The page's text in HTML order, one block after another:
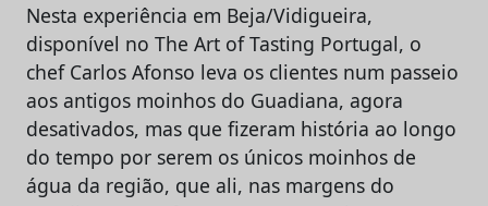
Nesta experiência em Beja/Vidigueira,
disponível no The Art of Tasting Portugal, o
chef Carlos Afonso leva os clientes num passeio
aos antigos moinhos do Guadiana, agora
desativados, mas que fizeram história ao longo
do tempo por serem os únicos moinhos de
água da região, que ali, nas margens do